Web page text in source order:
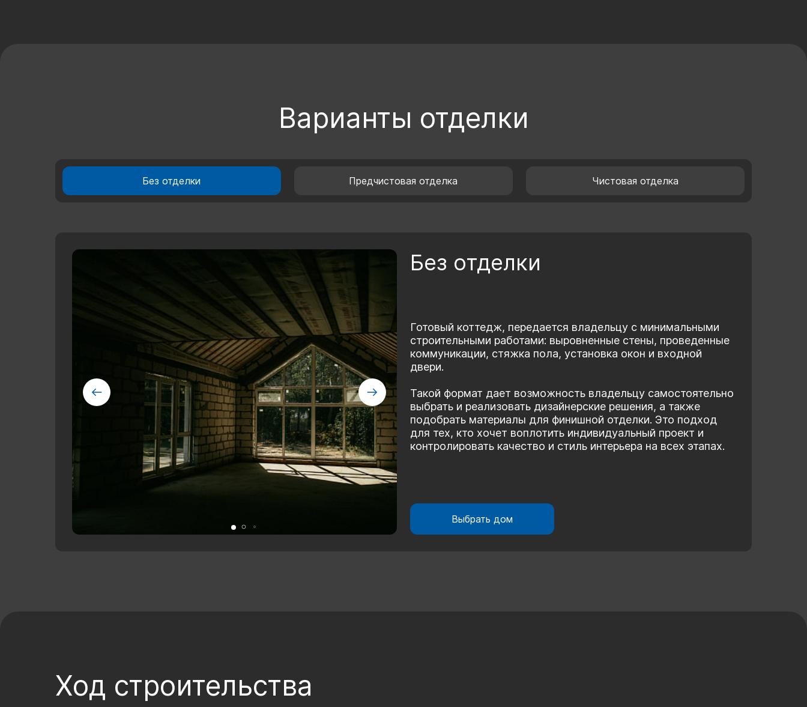
Варианты отделки
Без отделки Предчистовая отделка Чистовая отделка
Без отделки
Готовый коттедж, передается владельцу с минимальными
строительными работами: выровненные стены, проведенные
коммуникации, стяжка пола, установка окон и входной
двери.
Такой формат дает возможность владельцу самостоятельно
выбрать и реализовать дизайнерские решения, а также
подобрать материалы для финишной отделки. Это подход
для тех, кто хочет воплотить индивидуальный проект и
контролировать качество и стиль интерьера на всех этапах.
Выбрать дом
Ход строительства